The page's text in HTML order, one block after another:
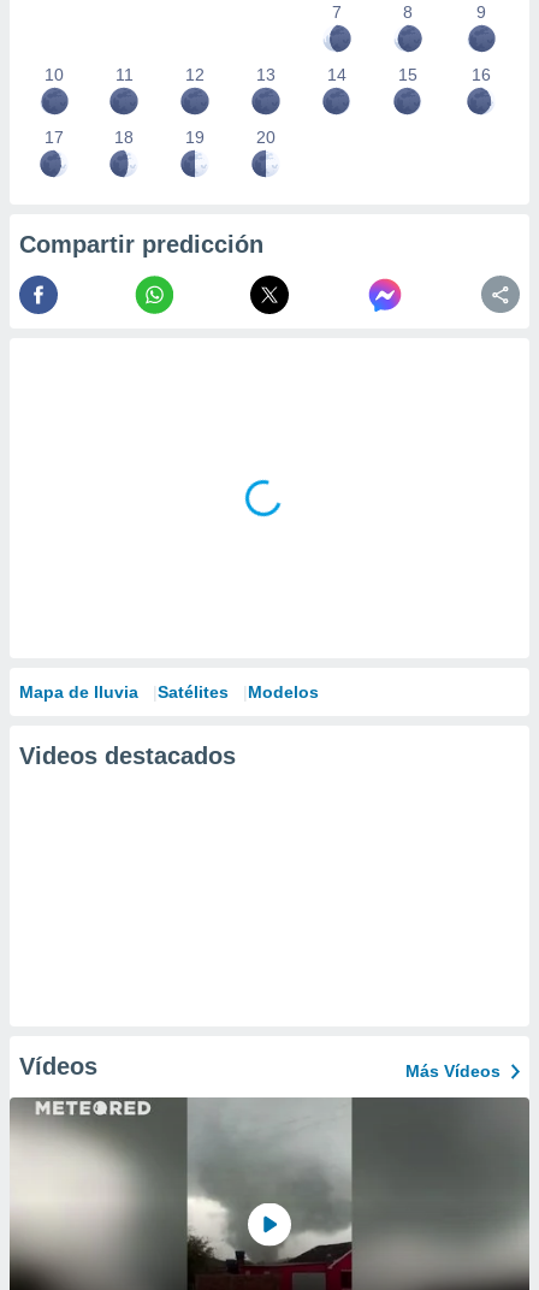
7
8 9
10 11 12 13 14 15 16
17 18 19 20
Compartir predicción
Mapa de lluvia Satélites Modelos
Videos destacados
Vídeos Más Vídeos